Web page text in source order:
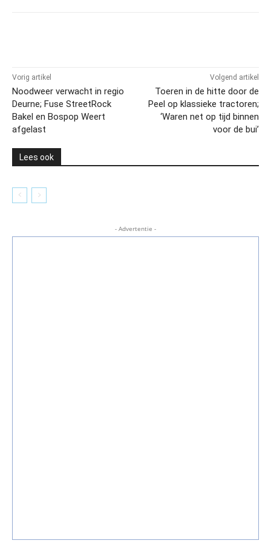
Vorig artikel
Noodweer verwacht in regio
Deurne; Fuse StreetRock
Bakel en Bospop Weert
afgelast
Volgend artikel
Toeren in de hitte door de
Peel op klassieke tractoren;
‘Waren net op tijd binnen
voor de bui’
Lees ook
- Advertentie -